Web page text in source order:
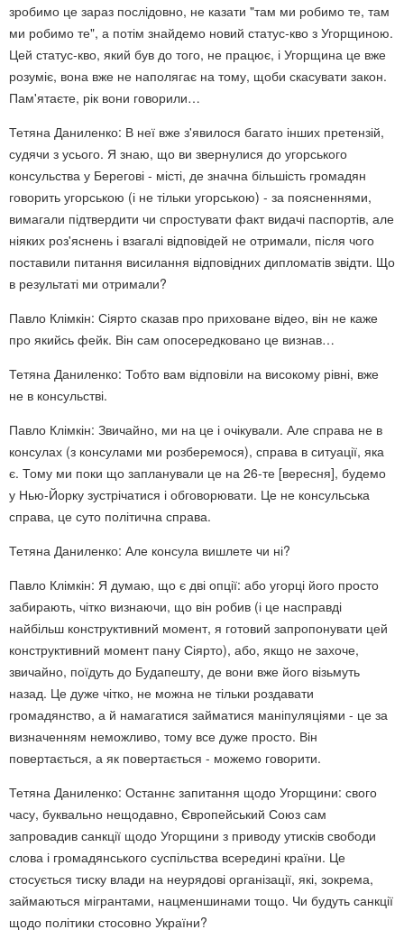
зробимо це зараз послідовно, не казати "там ми робимо те, там
ми робимо те", а потім знайдемо новий статус-кво з Угорщиною.
Цей статус-кво, який був до того, не працює, і Угорщина це вже
розуміє, вона вже не наполягає на тому, щоби скасувати закон.
Пам'ятаєте, рік вони говорили…
Тетяна Даниленко: В неї вже з'явилося багато інших претензій,
судячи з усього. Я знаю, що ви звернулися до угорського
консульства у Берегові - місті, де значна більшість громадян
говорить угорською (і не тільки угорською) - за поясненнями,
вимагали підтвердити чи спростувати факт видачі паспортів, але
ніяких роз'яснень і взагалі відповідей не отримали, після чого
поставили питання висилання відповідних дипломатів звідти. Що
в результаті ми отримали?
Павло Клімкін: Сіярто сказав про приховане відео, він не каже
про якийсь фейк. Він сам опосередковано це визнав…
Тетяна Даниленко: Тобто вам відповіли на високому рівні, вже
не в консульстві.
Павло Клімкін: Звичайно, ми на це і очікували. Але справа не в
консулах (з консулами ми розберемося), справа в ситуації, яка
є. Тому ми поки що запланували це на 26-те [вересня], будемо
у Нью-Йорку зустрічатися і обговорювати. Це не консульська
справа, це суто політична справа.
Тетяна Даниленко: Але консула вишлете чи ні?
Павло Клімкін: Я думаю, що є дві опції: або угорці його просто
забирають, чітко визнаючи, що він робив (і це насправді
найбільш конструктивний момент, я готовий запропонувати цей
конструктивний момент пану Сіярто), або, якщо не захоче,
звичайно, поїдуть до Будапешту, де вони вже його візьмуть
назад. Це дуже чітко, не можна не тільки роздавати
громадянство, а й намагатися займатися маніпуляціями - це за
визначенням неможливо, тому все дуже просто. Він
повертається, а як повертається - можемо говорити.
Тетяна Даниленко: Останнє запитання щодо Угорщини: свого
часу, буквально нещодавно, Європейський Союз сам
запровадив санкції щодо Угорщини з приводу утисків свободи
слова і громадянського суспільства всередині країни. Це
стосується тиску влади на неурядові організації, які, зокрема,
займаються мігрантами, нацменшинами тощо. Чи будуть санкції
щодо політики стосовно України?